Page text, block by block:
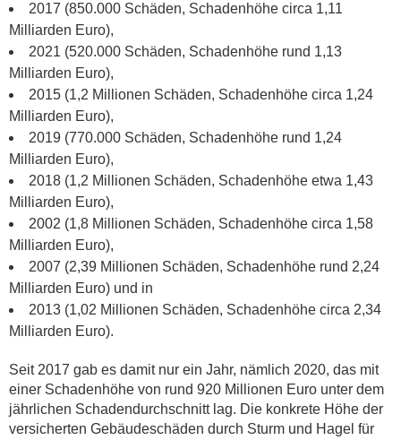
2017 (850.000 Schäden, Schadenhöhe circa 1,11
Milliarden Euro),
2021 (520.000 Schäden, Schadenhöhe rund 1,13
Milliarden Euro),
2015 (1,2 Millionen Schäden, Schadenhöhe circa 1,24
Milliarden Euro),
2019 (770.000 Schäden, Schadenhöhe rund 1,24
Milliarden Euro),
2018 (1,2 Millionen Schäden, Schadenhöhe etwa 1,43
Milliarden Euro),
2002 (1,8 Millionen Schäden, Schadenhöhe circa 1,58
Milliarden Euro),
2007 (2,39 Millionen Schäden, Schadenhöhe rund 2,24
Milliarden Euro) und in
2013 (1,02 Millionen Schäden, Schadenhöhe circa 2,34
Milliarden Euro).
Seit 2017 gab es damit nur ein Jahr, nämlich 2020, das mit
einer Schadenhöhe von rund 920 Millionen Euro unter dem
jährlichen Schadendurchschnitt lag. Die konkrete Höhe der
versicherten Gebäudeschäden durch Sturm und Hagel für